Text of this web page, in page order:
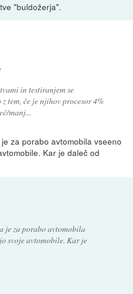
"buldožerja".
in testiranjem se
tem, če je njihov procesor 4%
manj...
za porabo avtomobila vseeno
Kar je daleč od
je za porabo avtomobila
svoje avtomobile. Kar je